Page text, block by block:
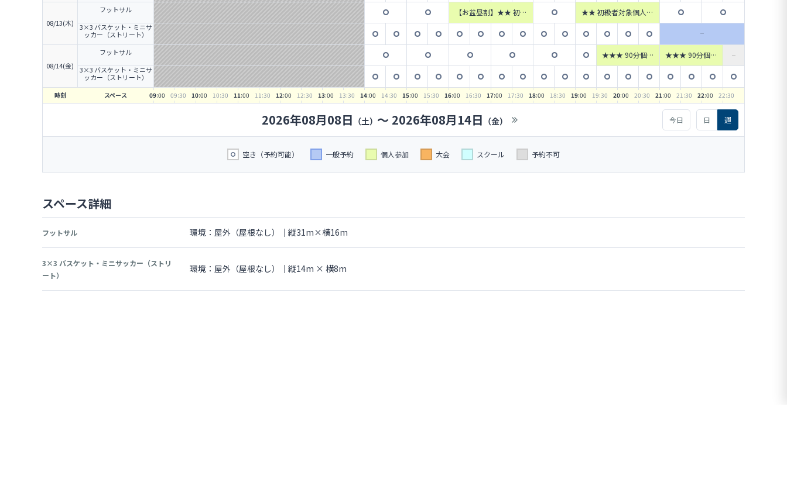
08/13(木)
フットサル
【お盆昼割】★★ 初級
改札口徒歩1分】
★★ 初級者対象個人フ
3×3 バスケット・ミニサ
ッカー（ストリート）
08/14(金)
フットサル
★★★ 90分個人
ミナル改札口徒歩
1分】
★★★ 90分個人
ミナル改札口徒歩
1分】
3×3 バスケット・ミニサ
ッカー（ストリート）
時刻 スペース 09:00 09:30 10:00 10:30 11:00 11:30 12:00 12:30 13:00 13:30 14:00 14:30 15:00 15:30 16:00 16:30 17:00 17:30 18:00 18:30 19:00 19:30 20:00 20:30 21:00 21:30 22:00 22:30
2026年08月08日 （土） 〜 2026年08月14日 （金） 今日 日 週
空き（予約可能） 一般予約 個人参加 大会 スクール 予約不可
スペース詳細
フットサル 環境：屋外（屋根なし）｜縦31m×横16m
3×3 バスケット・ミニサッカー（ストリ
ート）
環境：屋外（屋根なし）｜縦14m × 横8m